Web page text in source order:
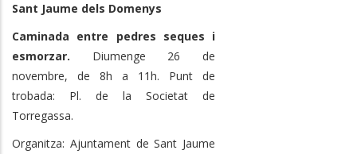
Sant Jaume dels Domenys
Caminada entre pedres seques i
esmorzar. Diumenge 26 de
novembre, de 8h a 11h. Punt de
trobada: Pl. de la Societat de
Torregassa.
Organitza: Ajuntament de Sant Jaume